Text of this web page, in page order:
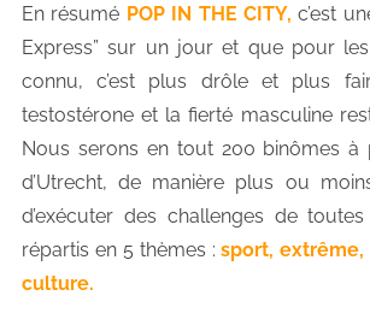
En résumé POP IN THE CITY,c’est
Express” sur un jour et que pour les
connu, c’est plus drôle et plus
testostérone et la fierté masculine
Nous serons en tout 200 binômes à
d’Utrecht, de manière plus ou
d’exécuter des challenges de
répartis en 5 thèmes : sport,
culture.